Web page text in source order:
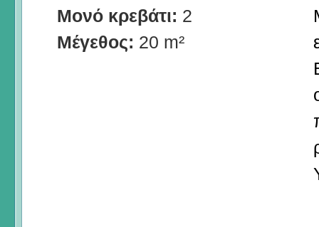
Μονό κρεβάτι: 2
Μέγεθος: 20 m²